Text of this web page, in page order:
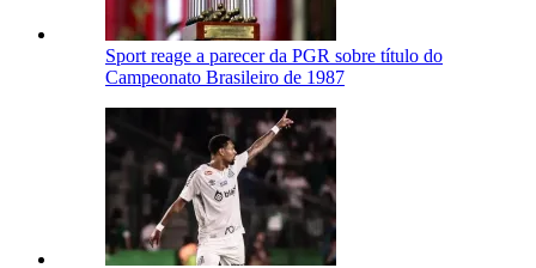
Sport reage a parecer da PGR sobre título do
Campeonato Brasileiro de 1987